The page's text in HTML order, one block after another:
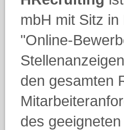
mbH mit Sitz
"Online-
den gesamten
des